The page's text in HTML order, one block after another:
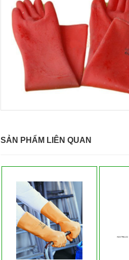
SẢN PHẨM LIÊN QUAN